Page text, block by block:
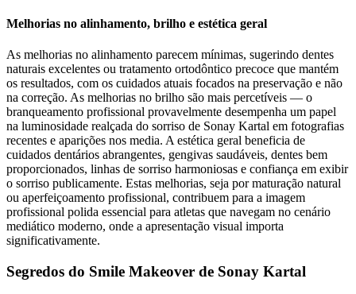
Melhorias no alinhamento, brilho e estética geral
As melhorias no alinhamento parecem mínimas, sugerindo dentes
naturais excelentes ou tratamento ortodôntico precoce que mantém
os resultados, com os cuidados atuais focados na preservação e não
na correção. As melhorias no brilho são mais percetíveis — o
branqueamento profissional provavelmente desempenha um papel
na luminosidade realçada do sorriso de Sonay Kartal em fotografias
recentes e aparições nos media. A estética geral beneficia de
cuidados dentários abrangentes, gengivas saudáveis, dentes bem
proporcionados, linhas de sorriso harmoniosas e confiança em exibir
o sorriso publicamente. Estas melhorias, seja por maturação natural
ou aperfeiçoamento profissional, contribuem para a imagem
profissional polida essencial para atletas que navegam no cenário
mediático moderno, onde a apresentação visual importa
significativamente.
Segredos do Smile Makeover de Sonay Kartal